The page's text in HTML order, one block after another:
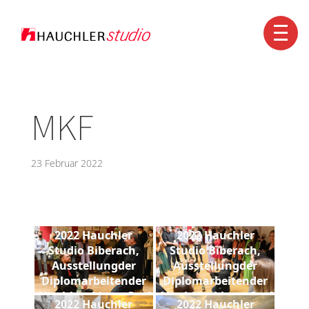
MKF
23 Februar 2022
2022 Hauchler
Studio Biberach,
Ausstellungder
Diplomarbeitender
AbschlussklasseGraf
2022 Hauchler
Studio Biberach,
Ausstellungder
Diplomarbeitender
AbschlussklasseGraf
2022 Hauchler
2022 Hauchler